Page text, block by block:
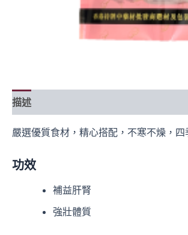
描述
嚴選優質食材，精心搭配，不寒不燥，
功效
補益肝腎
強壯體質